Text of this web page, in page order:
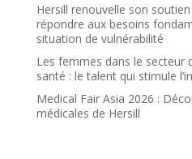
Hersill renouvelle son
répondre aux besoins
situation de vulnérabilité
Les femmes dans le secteur
santé : le talent qui stimule
Medical Fair Asia 2026 :
médicales de Hersill